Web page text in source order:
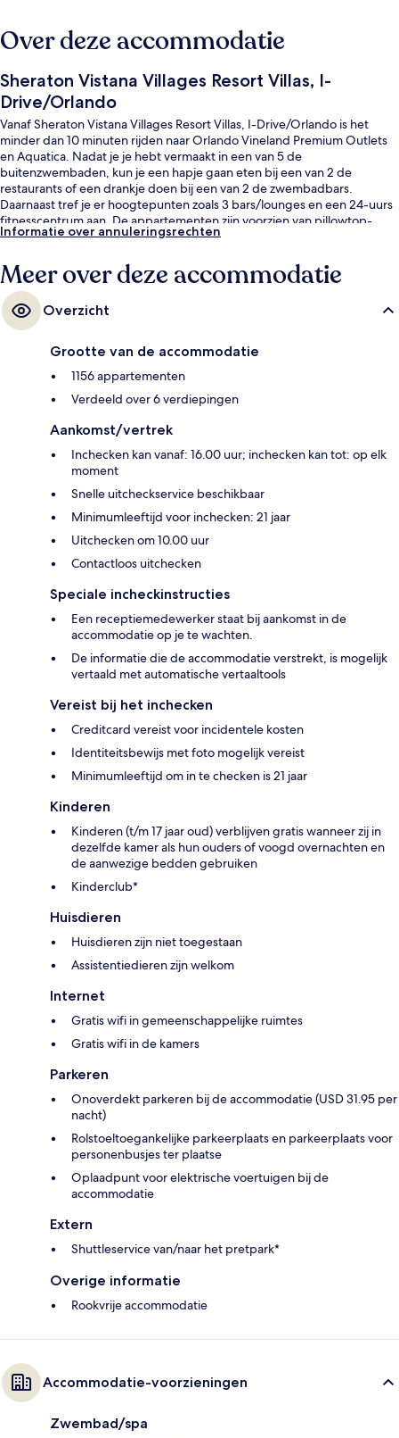
Over deze accommodatie
Sheraton Vistana Villages Resort Villas, I-
Drive/Orlando
Vanaf Sheraton Vistana Villages Resort Villas, I-Drive/Orlando is het
minder dan 10 minuten rijden naar Orlando Vineland Premium Outlets
en Aquatica. Nadat je je hebt vermaakt in een van 5 de
buitenzwembaden, kun je een hapje gaan eten bij een van 2 de
restaurants of een drankje doen bij een van 2 de zwembadbars.
Daarnaast tref je er hoogtepunten zoals 3 bars/lounges en een 24-uurs
fitnesscentrum aan. De appartementen zijn voorzien van pillowtop-
bedden met lakens van Egyptisch katoen, dus voor je het weet, ben je
het zwembad en het behulpzame personeel.
Informatie over annuleringsrechten
Meer over deze accommodatie
Overzicht
Grootte van de accommodatie
1156 appartementen
Verdeeld over 6 verdiepingen
Aankomst/vertrek
Inchecken kan vanaf: 16.00 uur; inchecken kan tot: op elk
moment
Snelle uitcheckservice beschikbaar
Minimumleeftijd voor inchecken: 21 jaar
Uitchecken om 10.00 uur
Contactloos uitchecken
Speciale incheckinstructies
Een receptiemedewerker staat bij aankomst in de
accommodatie op je te wachten.
De informatie die de accommodatie verstrekt, is mogelijk
vertaald met automatische vertaaltools
Vereist bij het inchecken
Creditcard vereist voor incidentele kosten
Identiteitsbewijs met foto mogelijk vereist
Minimumleeftijd om in te checken is 21 jaar
Kinderen
Kinderen (t/m 17 jaar oud) verblijven gratis wanneer zij in
dezelfde kamer als hun ouders of voogd overnachten en
de aanwezige bedden gebruiken
Kinderclub*
Huisdieren
Huisdieren zijn niet toegestaan
Assistentiedieren zijn welkom
Internet
Gratis wifi in gemeenschappelijke ruimtes
Gratis wifi in de kamers
Parkeren
Onoverdekt parkeren bij de accommodatie (USD 31.95 per
nacht)
Rolstoeltoegankelijke parkeerplaats en parkeerplaats voor
personenbusjes ter plaatse
Oplaadpunt voor elektrische voertuigen bij de
accommodatie
Extern
Shuttleservice van/naar het pretpark*
Overige informatie
Rookvrije accommodatie
Accommodatie-voorzieningen
Zwembad/spa